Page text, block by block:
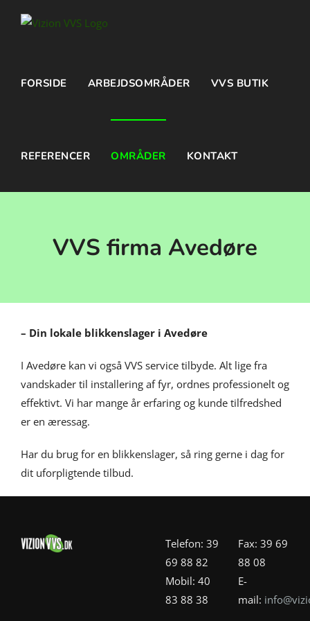
FORSIDE ARBEJDSOMRÅDER VVS BUTIK
REFERENCER OMRÅDER KONTAKT
VVS firma Avedøre
– Din lokale blikkenslager i Avedøre
I Avedøre kan vi også VVS service tilbyde. Alt lige fra
vandskader til installering af fyr, ordnes professionelt og
effektivt. Vi har mange år erfaring og kunde tilfredshed
er en æressag.
Har du brug for en blikkenslager, så ring gerne i dag for
dit uforpligtende tilbud.
Telefon: 39
69 88 82
Mobil: 40
83 88 38
Fax: 39 69
88 08
E-
mail: